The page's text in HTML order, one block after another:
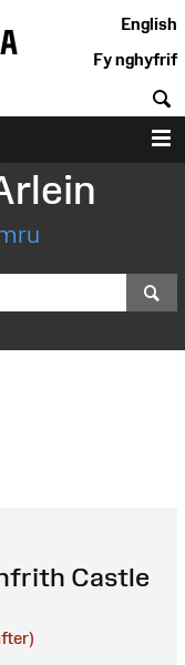
English
Fy nghyfrif
Castle